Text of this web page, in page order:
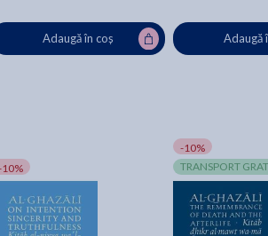
Adaugă în coș Adaugă
10%
-10%
TRANSPORT